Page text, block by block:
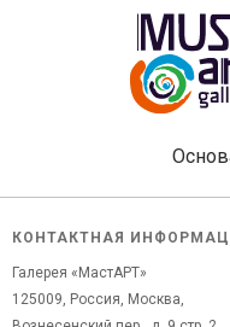
КОНТАКТНАЯ
Галерея «МастАРТ»
125009, Россия, Москва,